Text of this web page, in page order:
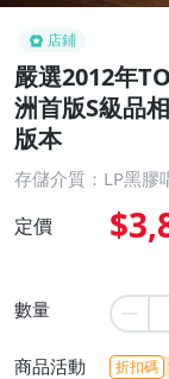
店鋪
嚴選2012年
洲首版S級品
版本
存儲介質：LP黑膠
定價
數量
商品活動 折扣碼